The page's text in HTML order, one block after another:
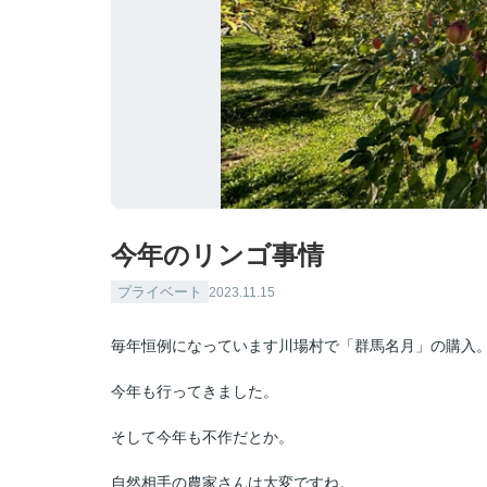
今年のリンゴ事情
プライベート 2023.11.15
毎年恒例になっています川場村で「群馬名月」の購入
今年も行ってきました。
そして今年も不作だとか。
自然相手の農家さんは大変ですね。